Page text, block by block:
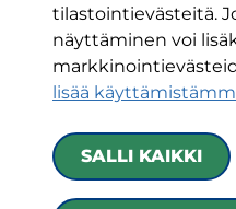
tilastointievästeitä.
näyttäminen voi
lisää
SALLI KAIKKI
ON VAIN
00250
Kaikki yhteystiedot